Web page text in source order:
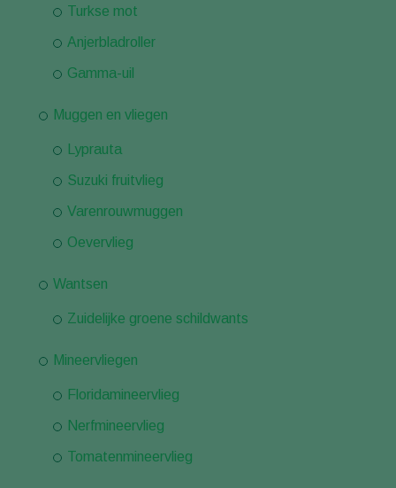
Turkse mot
Anjerbladroller
Gamma-uil
Muggen en vliegen
Lyprauta
Suzuki fruitvlieg
Varenrouwmuggen
Oevervlieg
Wantsen
Zuidelijke groene schildwants
Mineervliegen
Floridamineervlieg
Nerfmineervlieg
Tomatenmineervlieg